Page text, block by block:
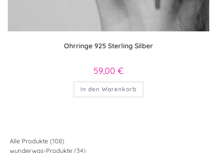
Ohrringe 925 Sterling Silber
59,00 €
In den Warenkorb
Alle Produkte 108108
wunderwas-Produkte 3434